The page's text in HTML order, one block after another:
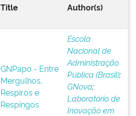
Title Author(s)
GNPapo - Entre
Mergulhos,
Respiros e
Respingos
Escola
Nacional de
Administração
Pública (Brasil);
GNova;
Laboratório de
Inovação em